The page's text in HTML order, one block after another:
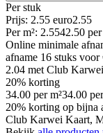
Per stuk
Prijs: 2.55 euro2.55
Per m²: 2.5542.50 per
Online minimale
afname 16 stuks voor
2.04 met Club Karwei
20% korting
34.00 per m²34.00 per
20% korting op bijna
Club Karwei Kaart,